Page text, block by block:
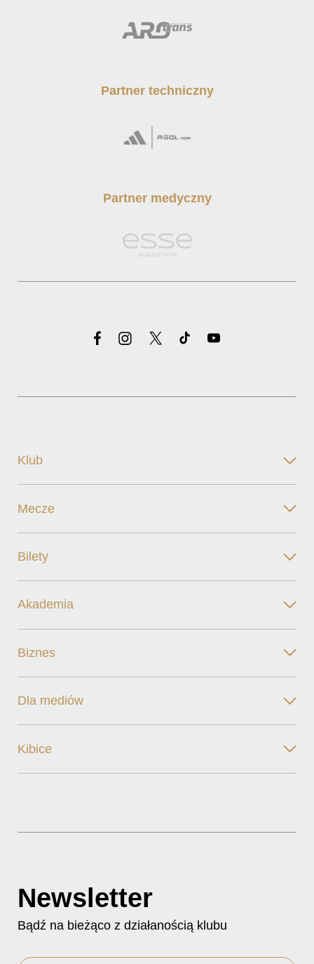
Partner techniczny
Partner medyczny
Klub
Mecze
Bilety
Akademia
Biznes
Dla mediów
Kibice
Newsletter
Bądź na bieżąco z działanością klubu